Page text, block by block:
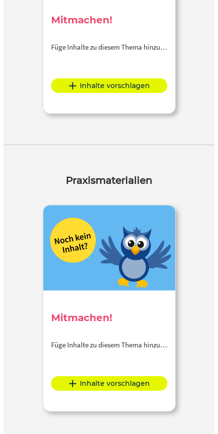
Mitmachen!
Füge Inhalte zu diesem Thema hinzu…
Inhalte vorschlagen
Praxismaterialien
Mitmachen!
Füge Inhalte zu diesem Thema hinzu…
Inhalte vorschlagen